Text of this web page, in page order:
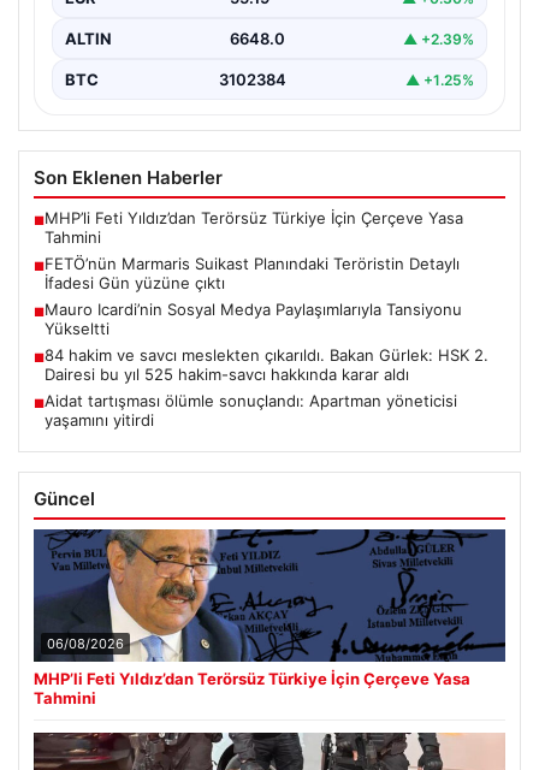
ALTIN 6648.0 ▲ +2.39%
BTC 3102384 ▲ +1.25%
Son Eklenen Haberler
■MHP’li Feti Yıldız’dan Terörsüz Türkiye İçin Çerçeve Yasa
Tahmini
■FETÖ’nün Marmaris Suikast Planındaki Teröristin Detaylı
İfadesi Gün yüzüne çıktı
■Mauro Icardi’nin Sosyal Medya Paylaşımlarıyla Tansiyonu
Yükseltti
■84 hakim ve savcı meslekten çıkarıldı. Bakan Gürlek: HSK 2.
Dairesi bu yıl 525 hakim-savcı hakkında karar aldı
■Aidat tartışması ölümle sonuçlandı: Apartman yöneticisi
yaşamını yitirdi
Güncel
06/08/2026
MHP’li Feti Yıldız’dan Terörsüz Türkiye İçin Çerçeve Yasa
Tahmini